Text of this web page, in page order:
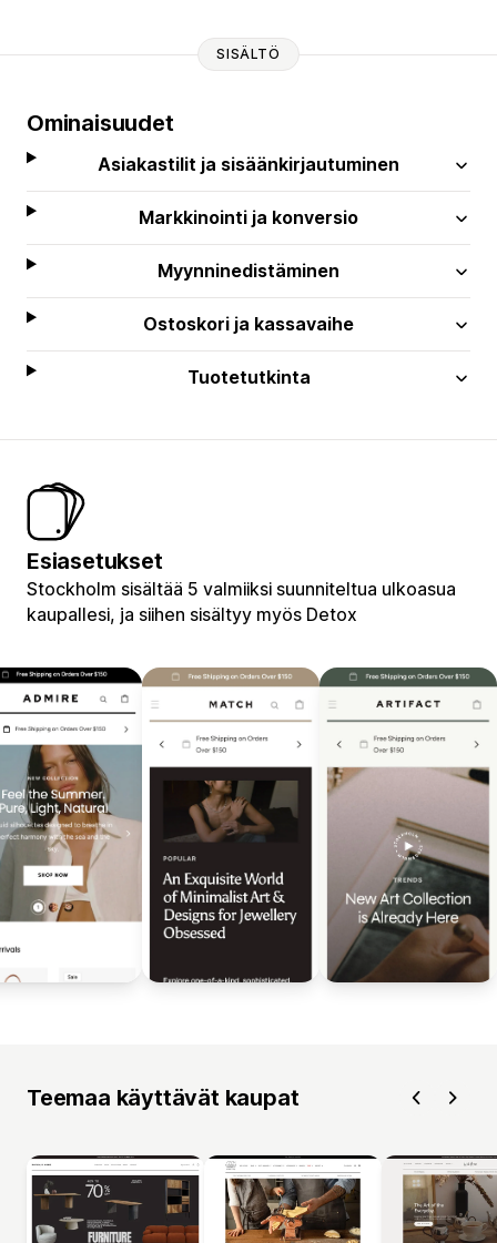
SISÄLTÖ
Ominaisuudet
Asiakastilit ja sisäänkirjautuminen
Markkinointi ja konversio
Myynninedistäminen
Ostoskori ja kassavaihe
Tuotetutkinta
Esiasetukset
Stockholm sisältää 5 valmiiksi suunniteltua ulkoasua
kaupallesi, ja siihen sisältyy myös Detox
Teemaa käyttävät kaupat